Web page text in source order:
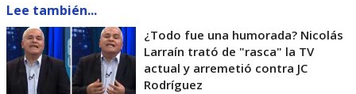
Lee también...
¿Todo fue una humorada? Nicolás
Larraín trató de "rasca" la TV
actual y arremetió contra JC
Rodríguez